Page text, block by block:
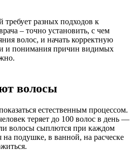
требует разных подходов к
– точно установить, с чем
волос, и начать корректную
и понимания причин видимых
волосы
естественным процессом.
теряет до 100 волос в день —
волосы сыплются при каждом
подушке, в ванной, на расческе